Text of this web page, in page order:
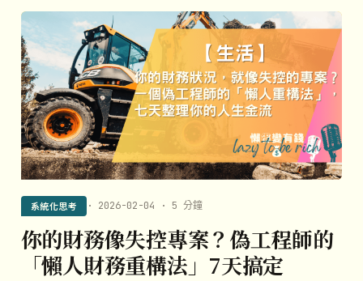
系統化思考 · 2026-02-04 · 5 分鐘
你的財務像失控專案？偽工程師的
「懶人財務重構法」7天搞定